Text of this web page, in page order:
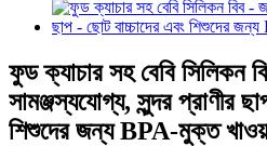
ফুড ক্যাচার সহ বেবি সিলিকন
সামঞ্জস্যযোগ্য, সুন্দর প্রাণীর
শিশুদের জন্য BPA-মুক্ত